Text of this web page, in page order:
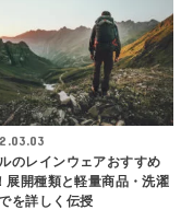
のレインウェアおすすめ
展開種類と軽量商品・洗濯
を詳しく伝授